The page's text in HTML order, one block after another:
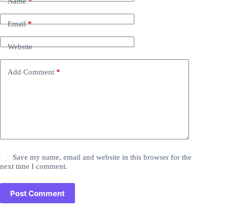
Email*
Website
Add Comment *
Save my name, email and website in this browser for the
next time I comment.
Post Comment